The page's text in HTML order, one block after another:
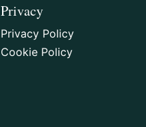
Privacy
Privacy Policy
Cookie Policy